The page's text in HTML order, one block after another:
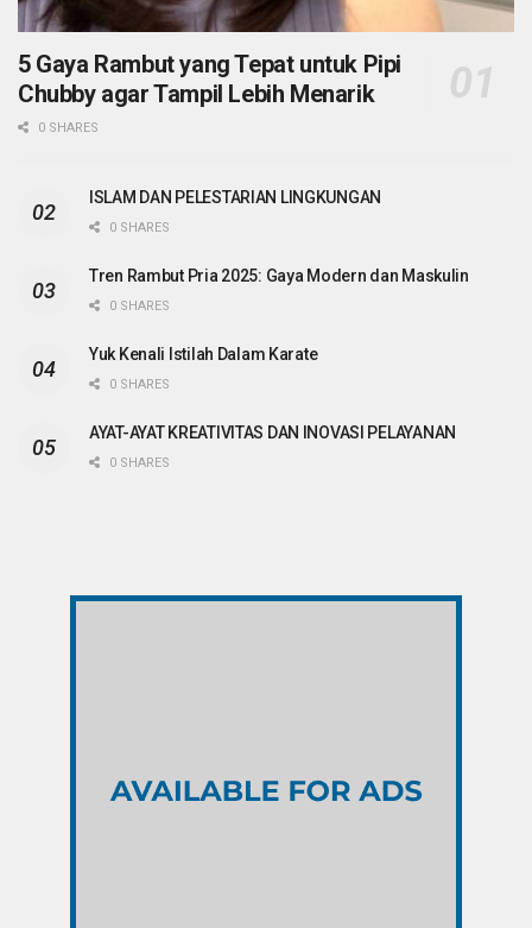
5 Gaya Rambut yang Tepat untuk Pipi
Chubby agar Tampil Lebih Menarik
0 SHARES
ISLAM DAN PELESTARIAN LINGKUNGAN
0 SHARES
Tren Rambut Pria 2025: Gaya Modern dan Maskulin
0 SHARES
Yuk Kenali Istilah Dalam Karate
0 SHARES
AYAT-AYAT KREATIVITAS DAN INOVASI PELAYANAN
0 SHARES